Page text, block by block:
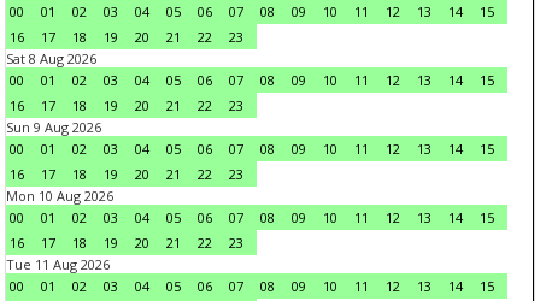
00
01 02 03 04 05 06 07 08 09 10 11 12 13 14
15
16
17 18 19 20 21 22
23
Sat 8 Aug 2026
00
01 02 03 04 05 06 07 08 09 10 11 12 13 14
15
16
17 18 19 20 21 22
23
Sun 9 Aug 2026
00
01 02 03 04 05 06 07 08 09 10 11 12 13 14
15
16
17 18 19 20 21 22
23
Mon 10 Aug 2026
00
01 02 03 04 05 06 07 08 09 10 11 12 13 14
15
16
17 18 19 20 21 22
23
Tue 11 Aug 2026
00
01 02 03 04 05 06 07 08 09 10 11 12 13 14
15